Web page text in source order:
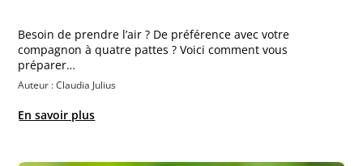
Besoin de prendre l’air ? De préférence avec votre
compagnon à quatre pattes ? Voici comment vous
préparer…
Auteur : Claudia Julius
En savoir plus